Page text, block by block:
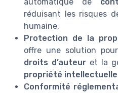
réduisant les risques
humaine.
Protection de la
offre une solution
droits d’auteuret la
propriété intellectuelle
Conformité